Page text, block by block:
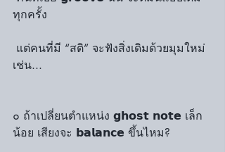
ทุกครั้ง
แต่คนที่มี “สติ” จะฟังสิ่งเดิมด้วยมุมใหม่
เช่น...
๐ ถ้าเปลี่ยนตำแหน่ง 𝗴𝗵𝗼𝘀𝘁 𝗻𝗼𝘁𝗲 เล็ก
น้อย เสียงจะ 𝗯𝗮𝗹𝗮𝗻𝗰𝗲 ขึ้นไหม?